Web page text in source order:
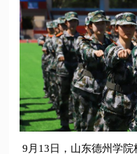
9月13日，山东德州学院